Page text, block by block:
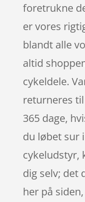
foretrukne
er vores
blandt alle
altid
cykeldele.
returneres
365 dage,
du løbet sur
cykeludstyr,
dig selv; det
her på